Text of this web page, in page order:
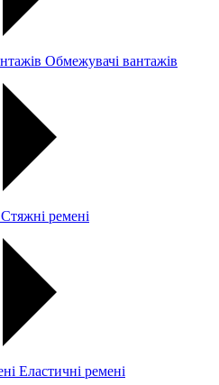
Обмежувачі вантажів
Стяжні ремені
Еластичні ремені